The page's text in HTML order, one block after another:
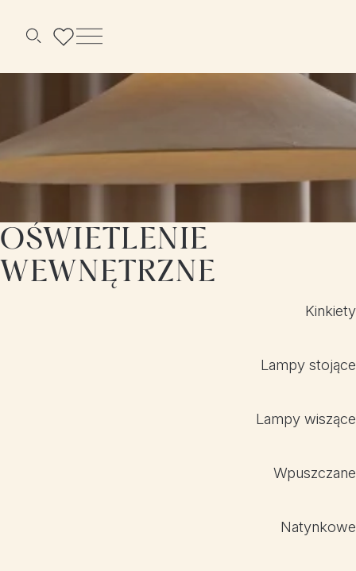
Szukaj Menu
OŚWIETLENIE
WEWNĘTRZNE
Kinkiety
Lampy stojące
Lampy wiszące
Wpuszczane
Natynkowe